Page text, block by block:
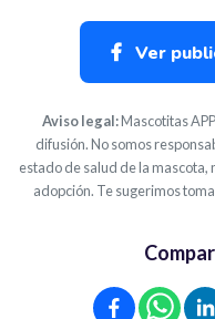
Ver
Aviso legal:Mascotitas
difusión. No somos
estado de salud de la mascota,
adopción. Te sugerimos